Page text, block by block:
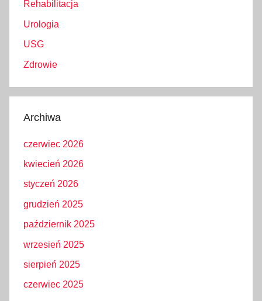
Rehabilitacja
Urologia
USG
Zdrowie
Archiwa
czerwiec 2026
kwiecień 2026
styczeń 2026
grudzień 2025
październik 2025
wrzesień 2025
sierpień 2025
czerwiec 2025